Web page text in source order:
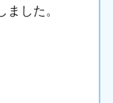
した。